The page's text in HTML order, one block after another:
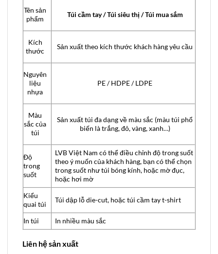
Tên sản
phẩm
Túi cầm tay / Túi siêu thị / Túi mua sắm
Kích
thước
Sản xuất theo kích thước khách hàng yêu cầu
Nguyên
liệu
nhựa
PE / HDPE / LDPE
Màu
sắc của
túi
Sản xuất túi đa dạng về màu sắc (màu túi phổ
biến là trắng, đỏ, vàng, xanh…)
Độ
trong
suốt
LVB Việt Nam có thể điều chỉnh độ trong suốt
theo ý muốn của khách hàng, bạn có thể chọn
trong suốt như túi bóng kính, hoặc mờ đục,
hoặc hơi mờ
Kiểu
quai túi
Túi dập lỗ die-cut, hoặc túi cầm tay t-shirt
In túi In nhiều màu sắc
Liên hệ sản xuất